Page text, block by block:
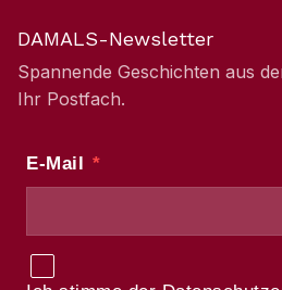
DAMALS-Newsletter
Spannende Geschichten aus
Ihr Postfach.